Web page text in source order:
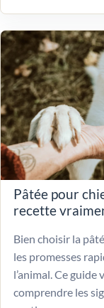
Pâtée pour
recette
Bien choisir la
les promesses
l’animal. Ce guide
comprendre les